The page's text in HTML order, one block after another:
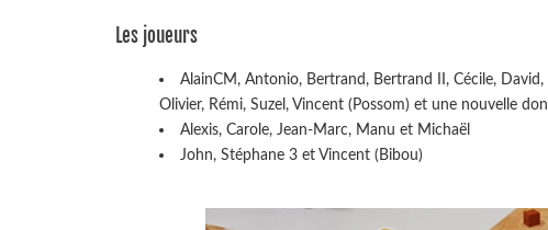
Les joueurs
AlainCM, Antonio, Bertrand, Bertrand II, Cécile,
Olivier, Rémi, Suzel, Vincent (Possom) et une nouvelle
Alexis, Carole, Jean-Marc, Manu et Michaël
John, Stéphane 3 et Vincent (Bibou)